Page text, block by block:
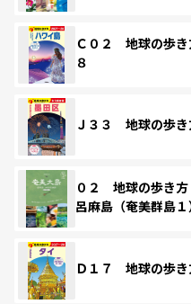
Ｃ０２ 地球の歩
８
Ｊ３３ 地球の歩
０２ 地球の歩き
呂麻島（奄美群島
Ｄ１７ 地球の歩